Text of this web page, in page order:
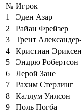
№ Игрок
1
Эден Азар
2
Райан Фрейзер
3
Трент
4
Кристиан Эриксен
5
Эндрю Робертсон
6
Лерой Зане
7
Рахим Стерлинг
8
Каллум Уилсон
9
Поль Погба